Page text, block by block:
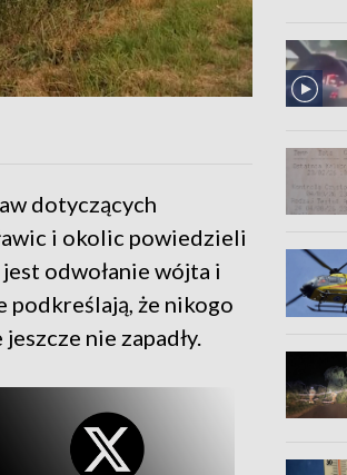
dotyczących
i okolic powiedzieli
odwołanie wójta i
podkreślają, że nikogo
nie zapadły.